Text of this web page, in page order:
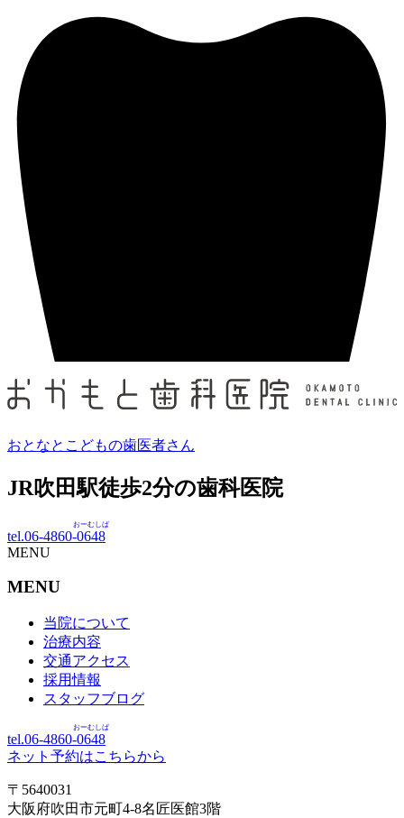
おとなとこどもの歯医者さん
JR吹田駅徒歩2分の歯科医院
tel.06-4860-0648
おーむしば
MENU
MENU
当院について
治療内容
交通アクセス
採用情報
スタッフブログ
tel.06-4860-0648
おーむしば
ネット予約はこちらから
〒5640031
大阪府吹田市元町4-8名匠医館3階